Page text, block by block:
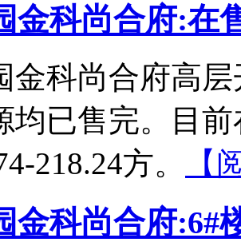
金科尚合府:在
金科尚合府高
均已售完。目
218.24方。
【
金科尚合府:6#